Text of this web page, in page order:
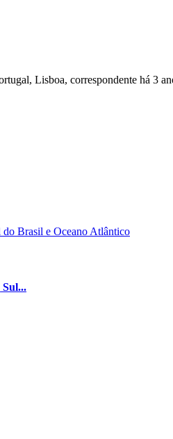
Lisboa, correspondente há 3